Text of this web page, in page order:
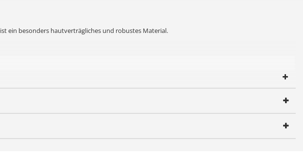
ist ein besonders hautverträgliches und robustes Material.